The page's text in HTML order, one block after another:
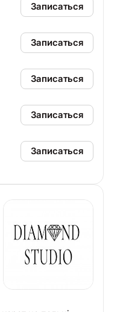
Записаться
Записаться
Записаться
Записаться
Записаться